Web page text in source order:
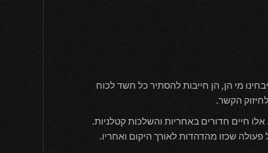
מי הן, הן חייבות להסתיר כל חשד לכוח
הקשר.
חיים חדורים באחריות והשלכות קטלניות.
שכזו מהדהדות לאורך היקום ואחריו.